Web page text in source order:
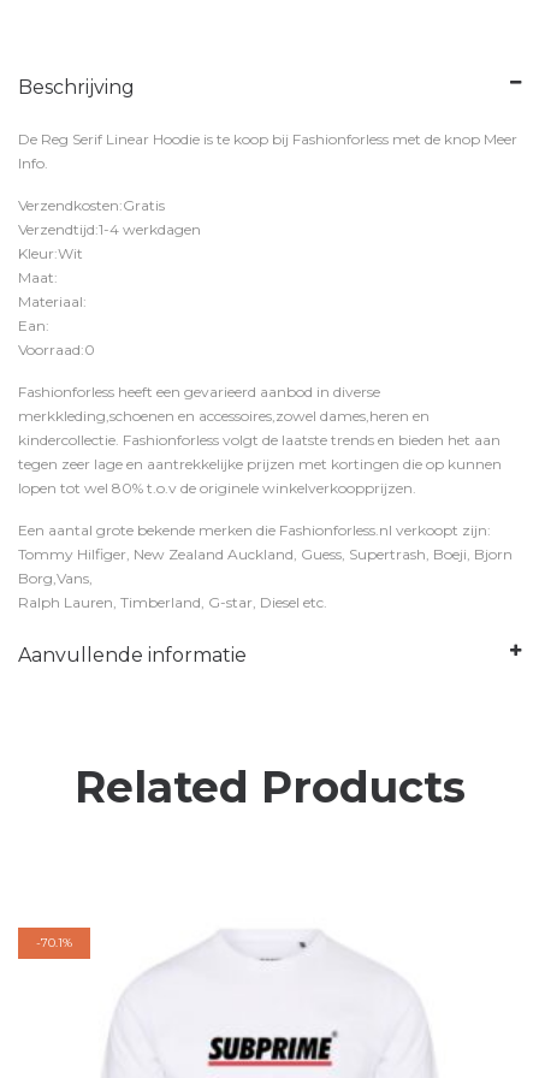
Beschrijving
De Reg Serif Linear Hoodie is te koop bij Fashionforless met de knop Meer
Info.
Verzendkosten:Gratis
Verzendtijd:1-4 werkdagen
Kleur:Wit
Maat:
Materiaal:
Ean:
Voorraad:0
Fashionforless heeft een gevarieerd aanbod in diverse
merkkleding,schoenen en accessoires,zowel dames,heren en
kindercollectie. Fashionforless volgt de laatste trends en bieden het aan
tegen zeer lage en aantrekkelijke prijzen met kortingen die op kunnen
lopen tot wel 80% t.o.v de originele winkelverkoopprijzen.
Een aantal grote bekende merken die Fashionforless.nl verkoopt zijn:
Tommy Hilfiger, New Zealand Auckland, Guess, Supertrash, Boeji, Bjorn
Borg,Vans,
Ralph Lauren, Timberland, G-star, Diesel etc.
Aanvullende informatie
Related Products
-70.1%